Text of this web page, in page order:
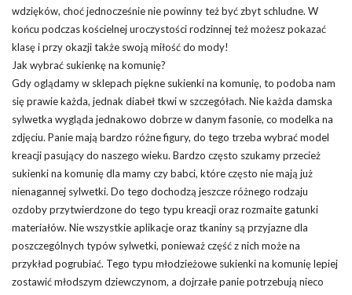
wdzięków, choć jednocześnie nie powinny też być zbyt schludne. W
końcu podczas kościelnej uroczystości rodzinnej też możesz pokazać
klasę i przy okazji także swoją miłość do mody!
Jak wybrać sukienkę na komunię?
Gdy oglądamy w sklepach piękne sukienki na komunię, to podoba nam
się prawie każda, jednak diabeł tkwi w szczegółach. Nie każda damska
sylwetka wygląda jednakowo dobrze w danym fasonie, co modelka na
zdjęciu. Panie mają bardzo różne figury, do tego trzeba wybrać model
kreacji pasujący do naszego wieku. Bardzo często szukamy przecież
sukienki na komunię dla mamy czy babci, które często nie mają już
nienagannej sylwetki. Do tego dochodzą jeszcze różnego rodzaju
ozdoby przytwierdzone do tego typu kreacji oraz rozmaite gatunki
materiałów. Nie wszystkie aplikacje oraz tkaniny są przyjazne dla
poszczególnych typów sylwetki, ponieważ część z nich może na
przykład pogrubiać. Tego typu młodzieżowe sukienki na komunię lepiej
zostawić młodszym dziewczynom, a dojrzałe panie potrzebują nieco